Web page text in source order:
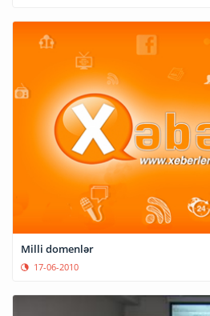
Milli domenlər
17-06-2010